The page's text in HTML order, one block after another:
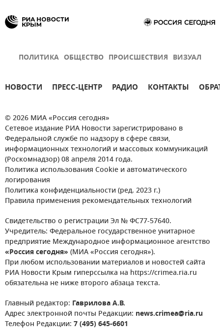
ПОЛИТИКА ОБЩЕСТВО ПРОИСШЕСТВИЯ ВИЗУАЛ
НОВОСТИ ПРЕСС-ЦЕНТР РАДИО КОНТАКТЫ
© 2026 МИА «Россия сегодня»
Сетевое издание РИА Новости зарегистрировано в
Федеральной службе по надзору в сфере связи,
информационных технологий и массовых коммуникаций
(Роскомнадзор) 08 апреля 2014 года.
Политика использования Cookie и автоматического
логирования
Политика конфиденциальности (ред. 2023 г.)
Правила применения рекомендательных технологий
Свидетельство о регистрации Эл № ФС77-57640.
Учредитель: Федеральное государственное унитарное
предприятие Международное информационное агентство
«Россия сегодня» (МИА «Россия сегодня»).
При любом использовании материалов и новостей сайта
РИА Новости Крым гиперссылка на https://crimea.ria.ru
обязательна не ниже второго абзаца текста.
Главный редактор: Гаврилова А.В.
Адрес электронной почты Редакции: news.crimea@ria.ru
Телефон Редакции: 7 (495) 645-6601